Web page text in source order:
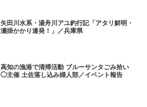
矢田川水系・湯舟川アユ釣行記「アタリ鮮明・
瀬掛かかり連発！」／兵庫県
高知の漁港で清掃活動 ブルーサンタごみ拾い
◯主催 土佐落し込み婦人部／イベント報告